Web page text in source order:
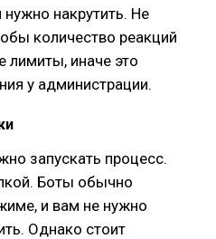
накрутить. Не
количество реакций
лимиты, иначе это
у администрации.
запускать процесс.
Боты обычно
и вам не нужно
Однако стоит